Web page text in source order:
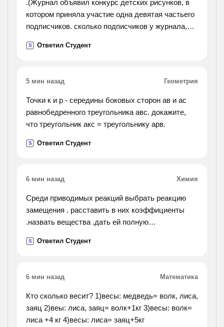
.(Журнал объявил конкурс детских рисунков, в
котором приняла участие одна девятая частьего
подписчиков. сколько подписчиков у журнала,
детей? если можно, то с пояснением.).
S Ответил Студент
5 мин назад Геометрия
Точки к и р - середины боковых сторон ав и ас
равнобедренного треугольника авс. докажите,
что треугольник акс = треугольнику арв.
S Ответил Студент
6 мин назад Химия
Среди приводимых реакций выбрать реакцию
замещения . расставить в них коэффициенты
.назвать вещества .дать ей полную
б)nacl+agno3=nano3+ag+q в)al(oh)3+al2o3+h2o-q
S Ответил Студент
6 мин назад Математика
Кто сколько весит? 1)весы: медведь= волк, лиса,
заяц 2)веы: лиса, заяц= волк+1кг 3)весы: волк=
лиса +4 кг 4)весы: лиса= заяц+5кг